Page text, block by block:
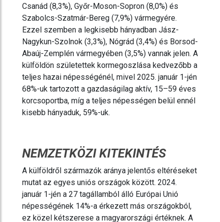
Csanád (8,3%), Győr-Moson-Sopron (8,0%) és
Szabolcs-Szatmár-Bereg (7,9%) vármegyére.
Ezzel szemben a legkisebb hányadban Jász-
Nagykun-Szolnok (3,3%), Nógrád (3,4%) és Borsod-
Abaúj-Zemplén vármegyében (3,5%) vannak jelen. A
külföldön születettek kormegoszlása kedvezőbb a
teljes hazai népességénél, mivel 2025. január 1-jén
68%-uk tartozott a gazdaságilag aktív, 15–59 éves
korcsoportba, míg a teljes népességen belül ennél
kisebb hányaduk, 59%-uk.
NEMZETKÖZI KITEKINTÉS
A külföldről származók aránya jelentős eltéréseket
mutat az egyes uniós országok között. 2024.
január 1-jén a 27 tagállamból álló Európai Unió
népességének 14%-a érkezett más országokból,
ez közel kétszerese a magyarországi értéknek. A